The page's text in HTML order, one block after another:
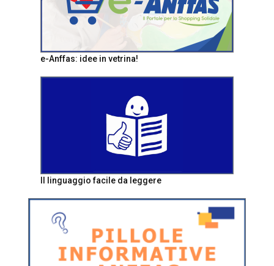
e-Anffas: idee in vetrina!
Il linguaggio facile da leggere